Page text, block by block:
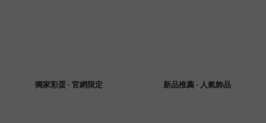
獨家彩蛋 · 官網限定 新品推薦 · 人氣飾品